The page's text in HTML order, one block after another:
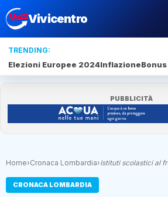
Vivicentro
TRENDING:
Elezioni Europee 2024Inflazione
PUBBLICITÀ
Home›Cronaca Lombardia›Istituti scolastici al
CRONACA LOMBARDIA